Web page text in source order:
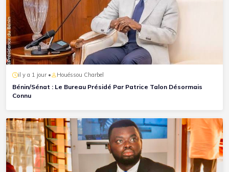
il y a 1 jour • Houéssou Charbel
Bénin/Sénat : Le Bureau Présidé Par Patrice Talon Désormais
Connu